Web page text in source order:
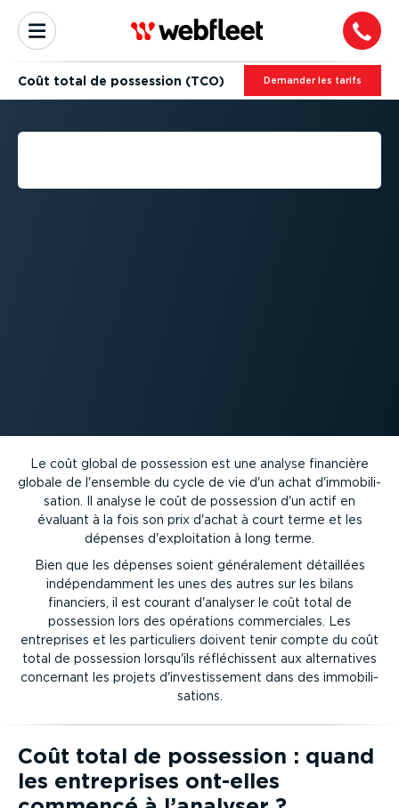
Coût total de possession (TCO) Demander les tarifs
QU'EST-CE QUE LE COÛT
Le coût global de possession est une analyse financière
globale de l'ensemble du cycle de vie d'un achat d'immobi­li­
sation. Il analyse le coût de possession d'un actif en
évaluant à la fois son prix d'achat à court terme et les
dépenses d'exploi­tation à long terme.
Bien que les dépenses soient généra­lement détaillées
indépen­damment les unes des autres sur les bilans
financiers, il est courant d'analyser le coût total de
possession lors des opérations commer­ciales. Les
entreprises et les parti­cu­liers doivent tenir compte du coût
total de possession lorsqu'ils réflé­chissent aux alter­na­tives
concernant les projets d'inves­tis­sement dans des immobi­li­
sa­tions.
Coût total de possession : quand
les entreprises ont-elles